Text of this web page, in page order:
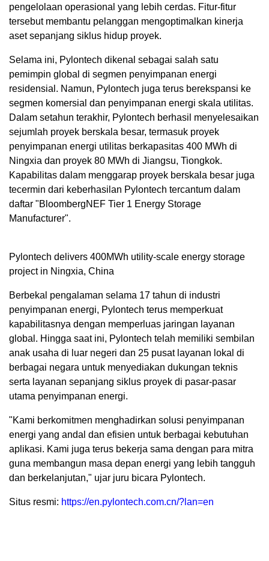
pengelolaan operasional yang lebih cerdas. Fitur-fitur
tersebut membantu pelanggan mengoptimalkan kinerja
aset sepanjang siklus hidup proyek.
Selama ini, Pylontech dikenal sebagai salah satu
pemimpin global di segmen penyimpanan energi
residensial. Namun, Pylontech juga terus berekspansi ke
segmen komersial dan penyimpanan energi skala utilitas.
Dalam setahun terakhir, Pylontech berhasil menyelesaikan
sejumlah proyek berskala besar, termasuk proyek
penyimpanan energi utilitas berkapasitas 400 MWh di
Ningxia dan proyek 80 MWh di Jiangsu, Tiongkok.
Kapabilitas dalam menggarap proyek berskala besar juga
tecermin dari keberhasilan Pylontech tercantum dalam
daftar "BloombergNEF Tier 1 Energy Storage
Manufacturer".
Pylontech delivers 400MWh utility-scale energy storage
project in Ningxia, China
Berbekal pengalaman selama 17 tahun di industri
penyimpanan energi, Pylontech terus memperkuat
kapabilitasnya dengan memperluas jaringan layanan
global. Hingga saat ini, Pylontech telah memiliki sembilan
anak usaha di luar negeri dan 25 pusat layanan lokal di
berbagai negara untuk menyediakan dukungan teknis
serta layanan sepanjang siklus proyek di pasar-pasar
utama penyimpanan energi.
"Kami berkomitmen menghadirkan solusi penyimpanan
energi yang andal dan efisien untuk berbagai kebutuhan
aplikasi. Kami juga terus bekerja sama dengan para mitra
guna membangun masa depan energi yang lebih tangguh
dan berkelanjutan," ujar juru bicara Pylontech.
Situs resmi: https://en.pylontech.com.cn/?lan=en